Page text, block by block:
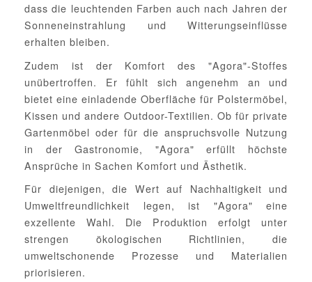
dass die leuchtenden Farben auch nach Jahren der
Sonneneinstrahlung und Witterungseinflüsse
erhalten bleiben.
Zudem ist der Komfort des "Agora"-Stoffes
unübertroffen. Er fühlt sich angenehm an und
bietet eine einladende Oberfläche für Polstermöbel,
Kissen und andere Outdoor-Textilien. Ob für private
Gartenmöbel oder für die anspruchsvolle Nutzung
in der Gastronomie, "Agora" erfüllt höchste
Ansprüche in Sachen Komfort und Ästhetik.
Für diejenigen, die Wert auf Nachhaltigkeit und
Umweltfreundlichkeit legen, ist "Agora" eine
exzellente Wahl. Die Produktion erfolgt unter
strengen ökologischen Richtlinien, die
umweltschonende Prozesse und Materialien
priorisieren.